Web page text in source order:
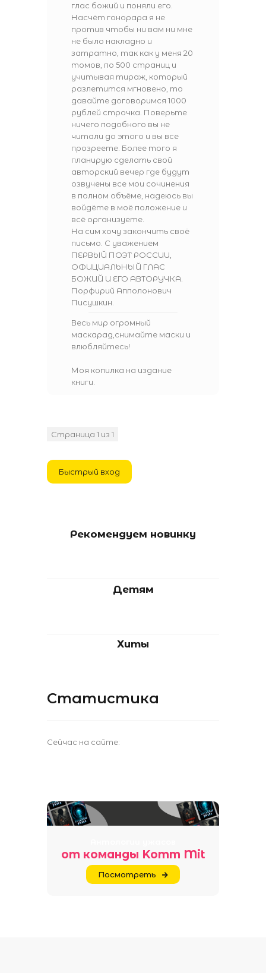
глас божий и поняли его.
Насчёт гонорара я не
против чтобы ни вам ни мне
не было накладно и
затратно, так как у меня 20
томов, по 500 страниц и
учитывая тираж, который
разлетится мгновено, то
давайте договоримся 1000
рублей строчка. Поверьте
ничего подобного вы не
читали до этого и вы все
прозреете. Более того я
планирую сделать свой
авторский вечер где будут
озвучены все мои сочинения
в полном объёме, надеюсь вы
войдёте в моё положение и
всё организуете.
На сим хочу закончить своё
письмо. С уважением
ПЕРВЫЙ ПОЭТ РОССИИ,
ОФИЦИАЛЬНЫЙ ГЛАС
БОЖИЙ И ЕГО АВТОРУЧКА.
Порфирий Апполонович
Писушкин.
Весь мир огромный
маскарад,снимайте маски и
влюбляйтесь!
Моя копилка на издание
книги.
Страница 1 из 1
Рекомендуем новинку
Детям
Хиты
Статистика
Сейчас на сайте:
от команды Komm Mit
Посмотреть